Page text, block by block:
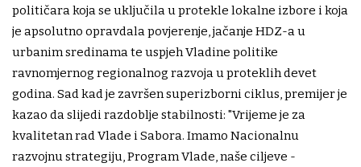
političara koja se uključila u protekle lokalne izbore i koja
je apsolutno opravdala povjerenje, jačanje HDZ-a u
urbanim sredinama te uspjeh Vladine politike
ravnomjernog regionalnog razvoja u proteklih devet
godina. Sad kad je završen superizborni ciklus, premijer je
kazao da slijedi razdoblje stabilnosti: "Vrijeme je za
kvalitetan rad Vlade i Sabora. Imamo Nacionalnu
razvojnu strategiju, Program Vlade, naše ciljeve -